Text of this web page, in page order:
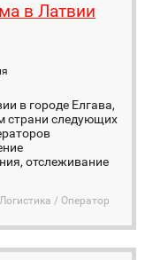
в Латвии
в городе Елгава,
страни следующих
отслеживание
/ Оператор